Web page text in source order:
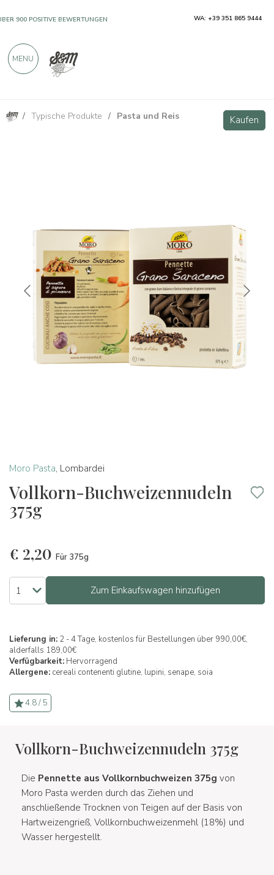
/ Typische Produkte / Pasta und Reis Kaufen
Moro Pasta, Lombardei
Vollkorn-Buchweizennudeln
375g
€ 2,20 Für 375g
Zum Einkaufswagen hinzufügen
Lieferung in: 2 - 4 Tage, kostenlos für Bestellungen über 990,00€,
alderfalls 189,00€
Verfügbarkeit: Hervorragend
Allergene: cereali contenenti glutine, lupini, senape, soia
4.8 / 5
Vollkorn-Buchweizennudeln 375g
Die Pennette aus Vollkornbuchweizen 375g von
Moro Pasta werden durch das Ziehen und
anschließende Trocknen von Teigen auf der Basis von
Hartweizengrieß, Vollkornbuchweizenmehl (18%) und
Wasser hergestellt.
Vollkorn-Buchweizennudeln 375g Kaufen
900 POSITIVE BEWERTUNGEN WA: +39 351 865 9444
MENU